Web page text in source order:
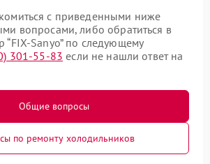
с приведенными ниже
вопросами, либо обратиться в
“FIX-Sanyo” по следующему
301-55-83 если не нашли ответ на
Общие вопросы
по ремонту холодильников